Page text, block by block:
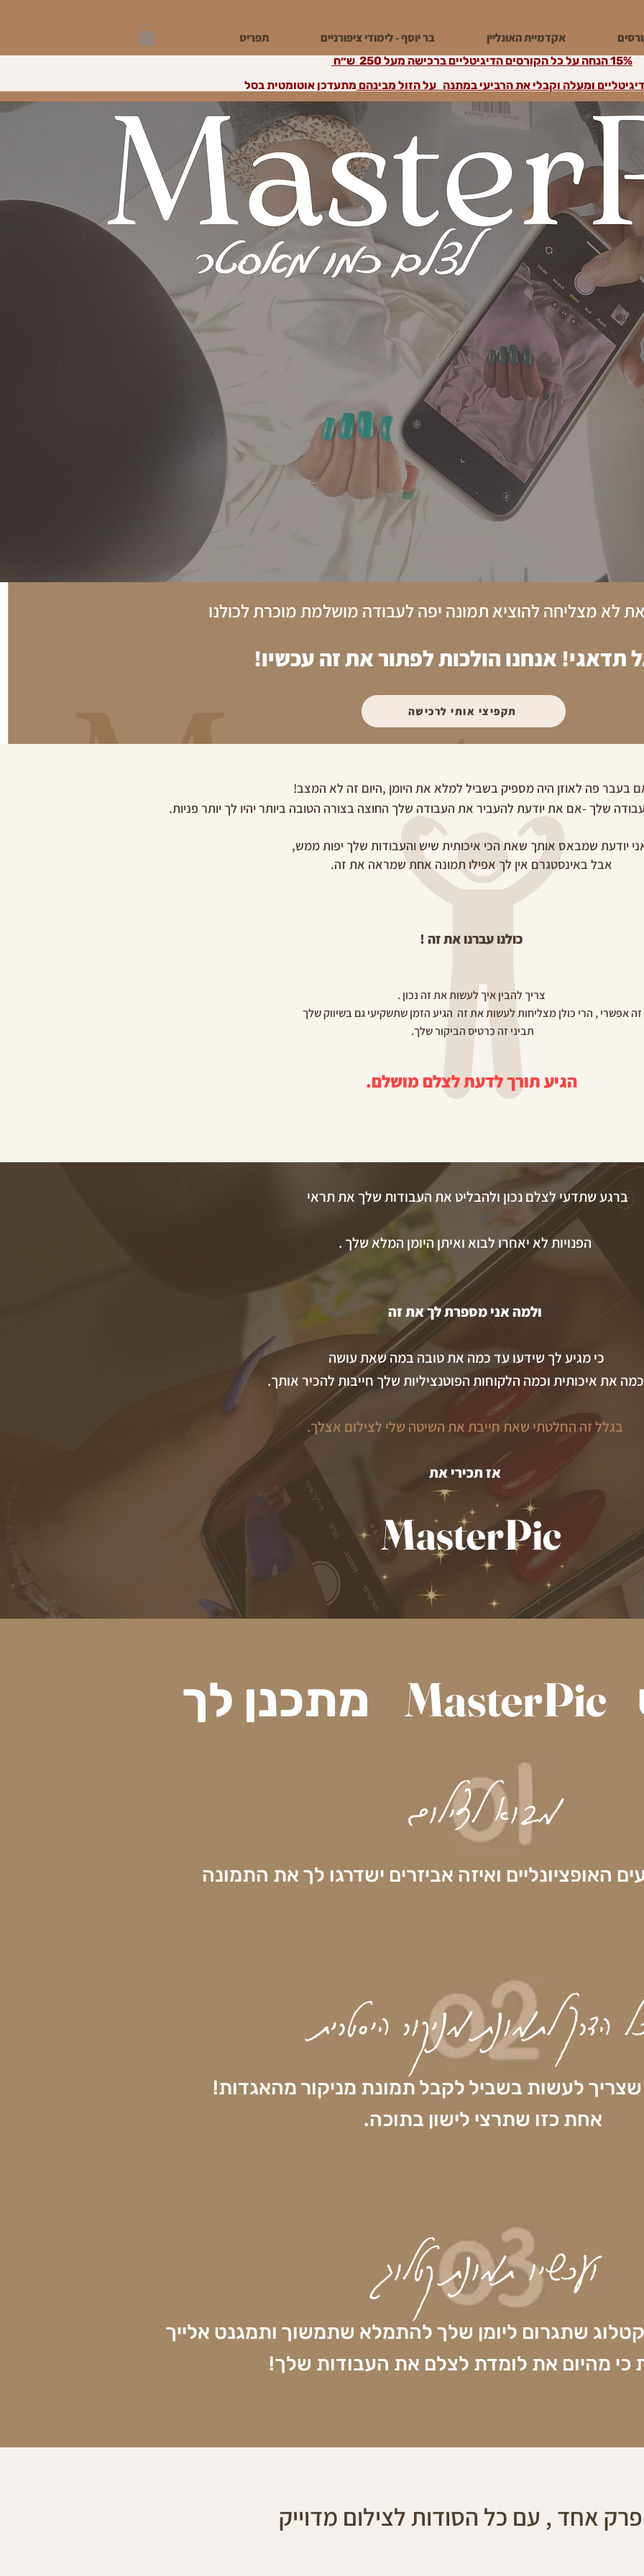
אקדמיית האונליין בר יוסף - לימודי ציפורניים תפריט
15% הנחה על כל הקורסים הדיגיטליים ברכישה מעל 250 ש״ח
מתעדכן אוטומטית בסל
לא מצליחה להוציא תמונה יפה לעבודה מושלמת מוכרתלכולנו
תדאגי! אנחנו הולכות לפתור את זה עכשיו!
תקפיצי אותי לרכישה
בעבר פה לאוזן היה מספיק בשביל למלא את היומן ,היום זה לא המצב!
שלך -אם את יודעת להעביר את העבודה שלך החוצה בצורה הטובה ביותר יהיו לך יותר פניות.
יודעת שמבאס אותך שאת הכי איכותית שיש והעבודות שלך יפות ממש,
אבל באינסטגרם אין לך אפילו תמונה אחת שמראה את זה.
כולנו עברנו את זה !
צריך להבין איך לעשות את זה נכון .
זה אפשרי , הרי כולן מצליחות לעשות את זה הגיע הזמן שתשקיעי גם בשיווק שלך
תביני זה כרטיס הביקור שלך.
הגיע תורך לדעת לצלם מושלם.
ברגע שתדעי לצלם נכון ולהבליט את העבודות שלך את תראי
הפנויות לא יאחרו לבוא ואיתן היומן המלא שלך .
ולמה אני מספרת לך את זה
כי מגיע לך שידעו עד כמה את טובה במה שאת עושה
את איכותית וכמה הלקוחות הפוטנציליות שלך חייבות להכיר אותך.
בגלל זה החלטתי שאת חייבת את השיטה שלי לצילום אצלך.
אז תכירי את
MasterPic
מבוא לצילום
האופציונליים ואיזה אביזרים ישדרגו לך את התמונה
הדרך לתמונת מניקור היסטרית
לעשות בשביל לקבל תמונת מניקור מהאגדות!
אחת כזו שתרצי לישון בתוכה.
ועכשיו תמונת קטלוג
שתגרום ליומן שלך להתמלא שתמשוך ותמגנט אלייך
כי מהיום את לומדת לצלם את העבודות שלך!
MasterPic מתכנן לך
פרק אחד , עם כל הסודות לצילום מדוייק